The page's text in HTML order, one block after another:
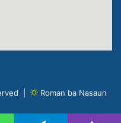
| Roman ba Nasaun